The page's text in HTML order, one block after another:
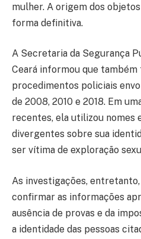
mulher. A origem dos
forma definitiva.
A Secretaria da Segurança
Ceará informou que
procedimentos policiais
de 2008, 2010 e 2018. Em
recentes, ela utilizou nomes
divergentes sobre sua
ser vítima de exploração
As investigações,
confirmar as informações
ausência de provas e da
a identidade das pessoas